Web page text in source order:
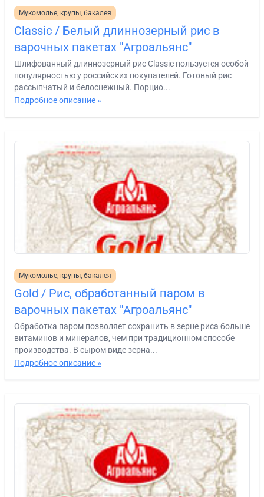
Мукомолье, крупы, бакалея
Classic / Белый длиннозерный рис в
варочных пакетах "Агроальянс"
Шлифованный длиннозерный рис Classic пользуется особой
популярностью у российских покупателей. Готовый рис
рассыпчатый и белоснежный. Порцио...
Подробное описание »
Мукомолье, крупы, бакалея
Gold / Рис, обработанный паром в
варочных пакетах "Агроальянс"
Обработка паром позволяет сохранить в зерне риса больше
витаминов и минералов, чем при традиционном способе
производства. В сыром виде зерна...
Подробное описание »